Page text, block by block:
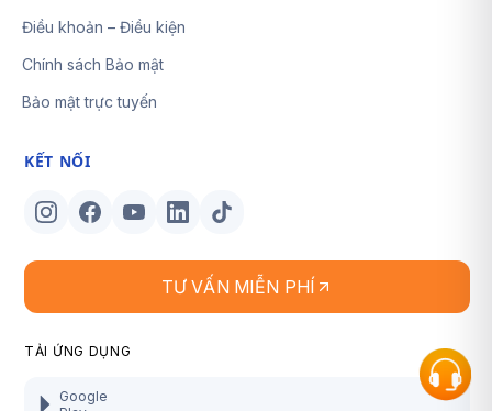
Điều khoản – Điều kiện
Chính sách Bảo mật
Bảo mật trực tuyến
KẾT NỐI
TƯ VẤN MIỄN PHÍ
TẢI ỨNG DỤNG
Google